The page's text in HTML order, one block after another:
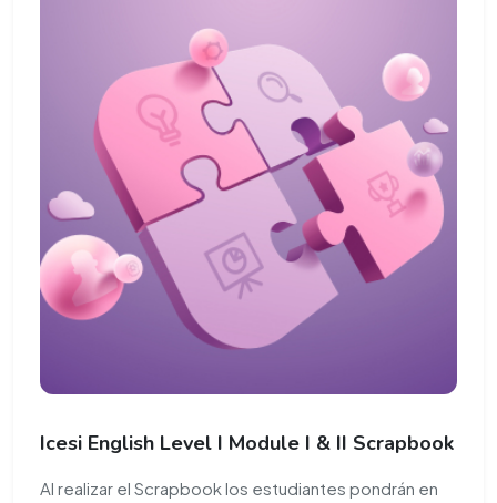
Icesi English Level I Module I & II Scrapbook
Al realizar el Scrapbook los estudiantes pondrán en